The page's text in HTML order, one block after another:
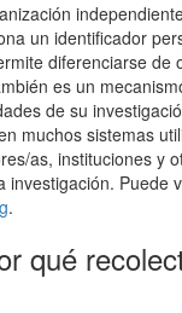
un identificador
diferenciarse de
es un
de su
muchos sistemas
as, instituciones y
investigación. Puede
.
qué